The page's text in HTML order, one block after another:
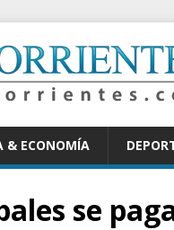
& ECONOMÍA
se